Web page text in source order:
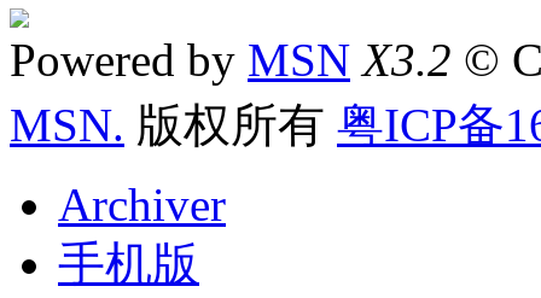
Powered by MSN X3.2 ©
MSN. 版权所有 粤ICP备
Archiver
手机版